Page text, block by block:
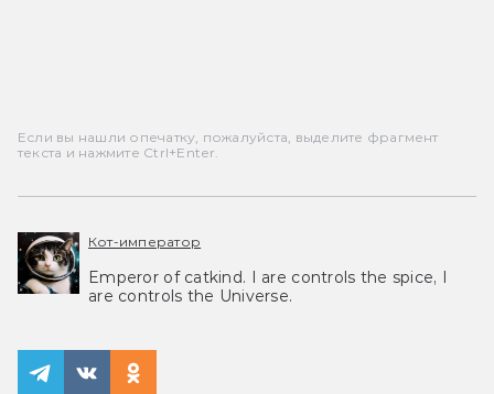
Если вы нашли опечатку, пожалуйста, выделите фрагмент
текста и нажмите Ctrl+Enter.
Кот-император
Emperor of catkind. I are controls the spice, I
are controls the Universe.